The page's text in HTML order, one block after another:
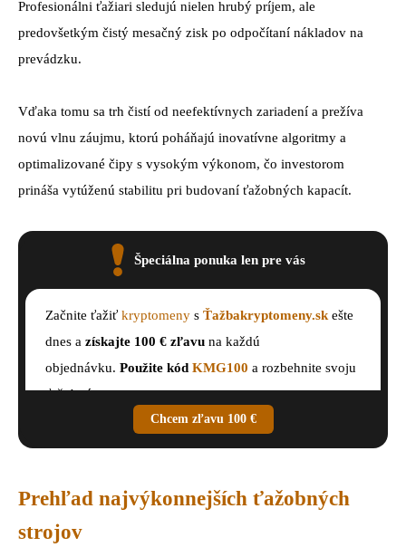
Profesionálni ťažiari sledujú nielen hrubý príjem, ale
predovšetkým čistý mesačný zisk po odpočítaní nákladov na
prevádzku.
Vďaka tomu sa trh čistí od neefektívnych zariadení a prežíva
novú vlnu záujmu, ktorú poháňajú inovatívne algoritmy a
optimalizované čipy s vysokým výkonom, čo investorom
prináša vytúženú stabilitu pri budovaní ťažobných kapacít.
Špeciálna ponuka len pre vás
Začnite ťažiť kryptomeny s Ťažbakryptomeny.skešte
dnes a získajte 100 € zľavu na každú
objednávku. Použite kód KMG100 a rozbehnite svoju
ťažobnú cestu.
Chcem zľavu 100 €
Prehľad najvýkonnejších ťažobných
strojov